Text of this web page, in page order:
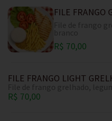
FILE FRANGO
R$ 70,00
FILE FRANGO LIGHT
R$ 70,00